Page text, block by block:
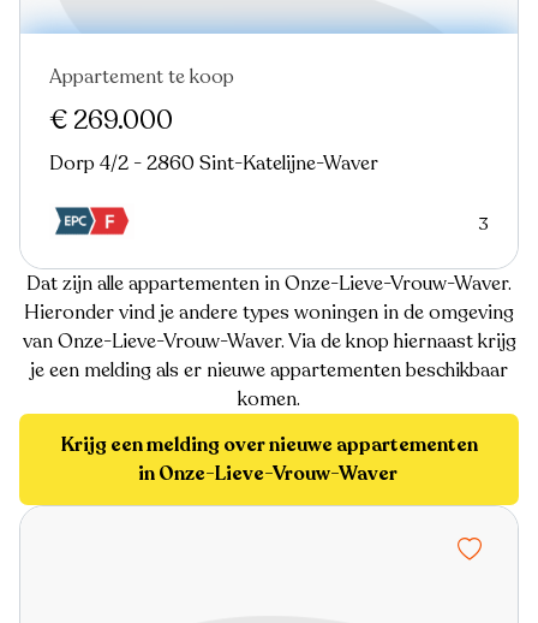
In optie Virtual tour
Appartement te koop
€ 269.000
Dorp 4/2 - 2860 Sint-Katelijne-Waver
3
Dat zijn alle appartementen in Onze-Lieve-Vrouw-Waver.
Hieronder vind je andere types woningen in de omgeving
van Onze-Lieve-Vrouw-Waver. Via de knop hiernaast krijg
je een melding als er nieuwe appartementen beschikbaar
komen.
Krijg een melding over nieuwe appartementen
in Onze-Lieve-Vrouw-Waver